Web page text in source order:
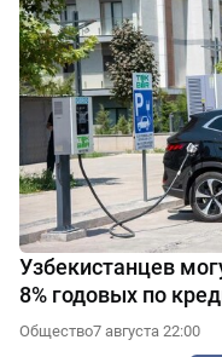
Узбекистанцев
8% годовых по
Общество7 августа 22:00